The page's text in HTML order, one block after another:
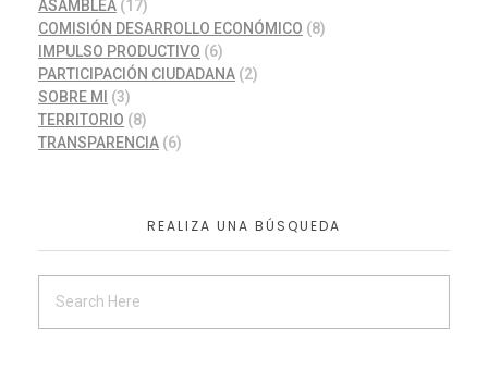
ASAMBLEA (17)
COMISIÓN DESARROLLO ECONÓMICO (8)
IMPULSO PRODUCTIVO (6)
PARTICIPACIÓN CIUDADANA (2)
SOBRE MI
(3)
TERRITORIO (8)
TRANSPARENCIA (6)
REALIZA UNA BÚSQUEDA